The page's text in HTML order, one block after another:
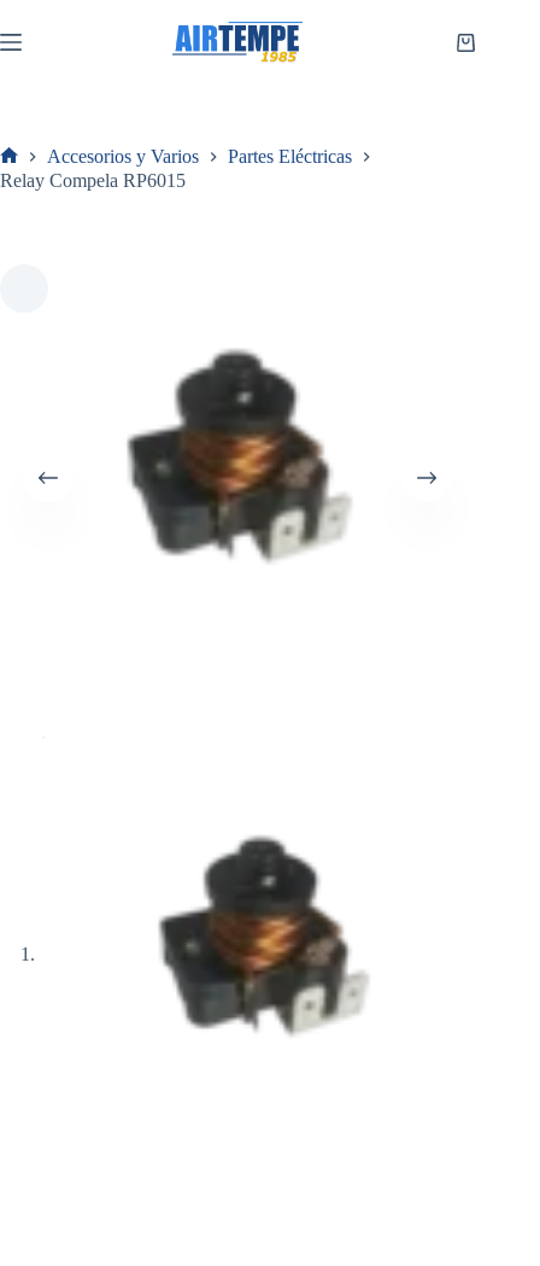
al
contenido
Carro
Inicio
Accesorios y Varios
Partes Eléctricas
Relay Compela RP6015